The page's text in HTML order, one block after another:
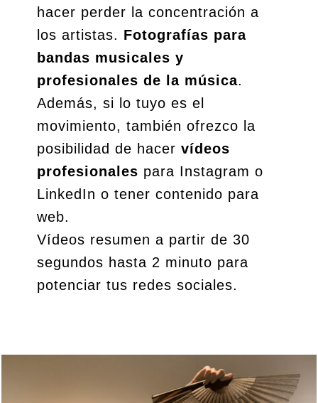
hacer perder la concentración a
los artistas. Fotografías para
bandas musicales y
profesionales de la música.
Además, si lo tuyo es el
movimiento, también ofrezco la
posibilidad de hacer vídeos
profesionales para Instagram o
LinkedIn o tener contenido para
web.
Vídeos resumen a partir de 30
segundos hasta 2 minuto para
potenciar tus redes sociales.